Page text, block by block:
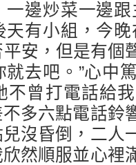
邊炒菜一邊
天有小組，今
安，但是有個
就去吧。”心中
不曾打電話給
多六點電話鈴
沒昏倒，二人
然順服並心裡